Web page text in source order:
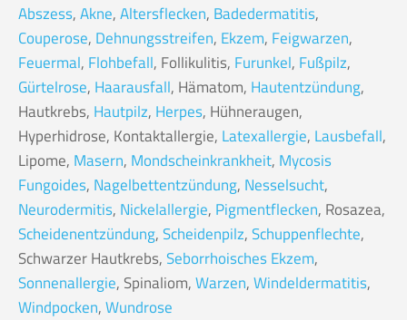
Abszess,Akne,Altersflecken, Badedermatitis,
Couperose, Dehnungsstreifen, Ekzem, Feigwarzen,
Feuermal, Flohbefall, Follikulitis, Furunkel, Fußpilz,
Gürtelrose, Haarausfall, Hämatom, Hautentzündung,
Hautkrebs, Hautpilz, Herpes, Hühneraugen,
Hyperhidrose, Kontaktallergie, Latexallergie, Lausbefall,
Lipome, Masern, Mondscheinkrankheit, Mycosis
Fungoides, Nagelbettentzündung, Nesselsucht,
Neurodermitis, Nickelallergie, Pigmentflecken, Rosazea,
Scheidenentzündung,Scheidenpilz,Schuppenflechte,
Schwarzer Hautkrebs,Seborrhoisches Ekzem,
Sonnenallergie, Spinaliom,Warzen,Windeldermatitis,
Windpocken,Wundrose